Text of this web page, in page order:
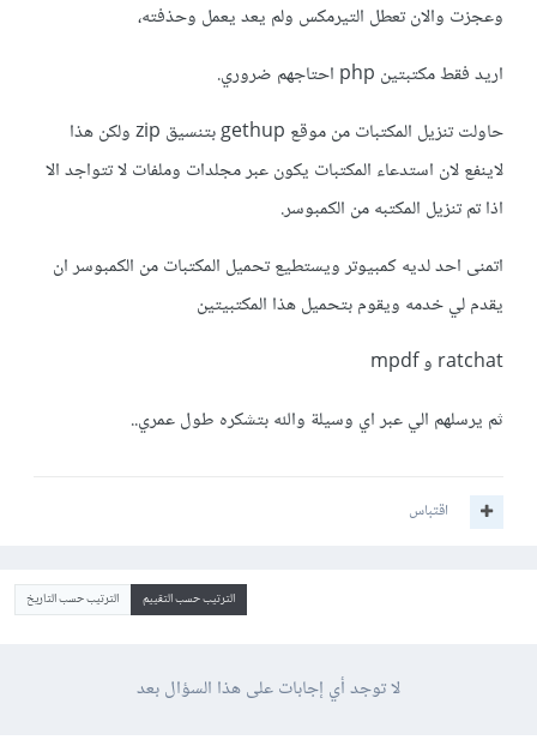
وعجزت والان تعطل التيرمكس ولم يعد يعمل وحذفته،
اريد فقط مكتبتين php احتاجهم ضروري.
حاولت تنزيل المكتبات من موقع gethup بتنسيق zip ولكن هذا
لاينفع لان استدعاء المكتبات يكون عبر مجلدات وملفات لا تتواجد الا
اذا تم تنزيل المكتبه من الكمبوسر.
اتمنى احد لديه كمبيوتر ويستطيع تحميل المكتبات من الكمبوسر ان
يقدم لي خدمه ويقوم بتحميل هذا المكتبيتين
ratchat و mpdf
ثم يرسلهم الي عبر اي وسيلة والله بتشكره طول عمري..
اقتباس
الترتيب حسب التقييم الترتيب حسب التاريخ
لا توجد أي إجابات على هذا السؤال بعد